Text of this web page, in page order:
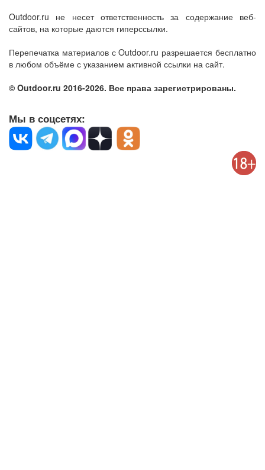
Outdoor.ru не несет ответственность за содержание веб-
сайтов, на которые даются гиперссылки.
Перепечатка материалов с Outdoor.ru разрешается бесплатно
в любом объёме с указанием активной ссылки на сайт.
© Outdoor.ru 2016-2026. Все права зарегистрированы.
Мы в соцсетях: